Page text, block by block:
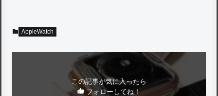
AppleWatch
この記事が気に入ったら
フォローしてね！